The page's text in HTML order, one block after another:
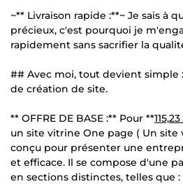
~** Livraison rapide :**~ Je sais à
précieux, c'est pourquoi je
rapidement sans sacrifier la
## Avec moi, tout devient simple
de création de site.
** OFFRE DE BASE :** Pour **
un site vitrine One page ( Un site
conçu pour présenter une
et efficace. Il se compose d'une
en sections distinctes, telles que